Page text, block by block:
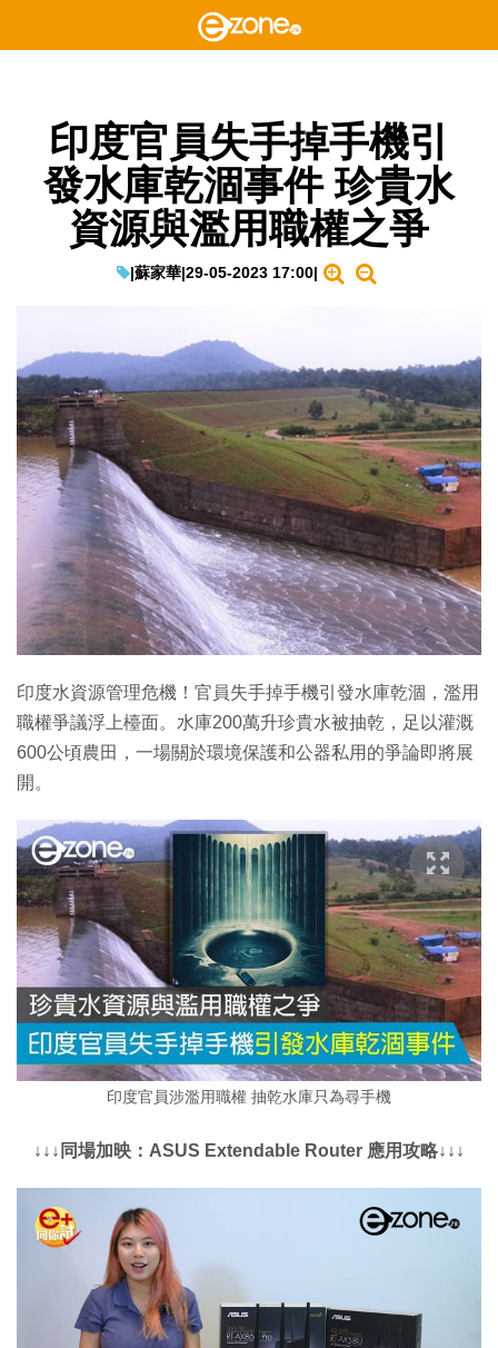
印度官員失手掉手機引
發水庫乾涸事件 珍貴水
資源與濫用職權之爭
|蘇家華|29-05-2023 17:00|
印度水資源管理危機！官員失手掉手機引發水庫乾涸，濫用
職權爭議浮上檯面。水庫200萬升珍貴水被抽乾，足以灌溉
600公頃農田，一場關於環境保護和公器私用的爭論即將展
開。
印度官員涉濫用職權 抽乾水庫只為尋手機
↓↓↓同場加映：ASUS Extendable Router 應用攻略↓↓↓